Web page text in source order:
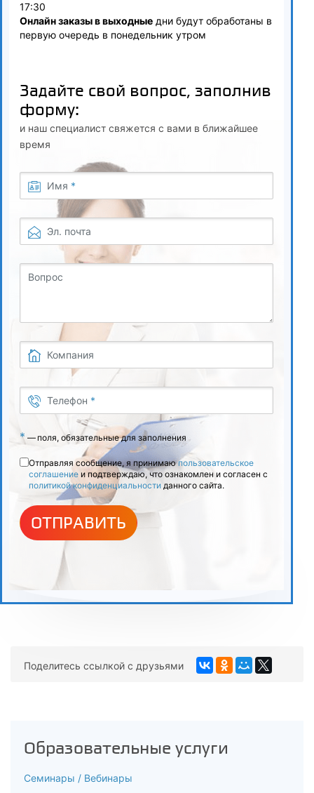
Образовательные услуги
Семинары / Вебинары
17:30
Онлайн заказы в выходные дни будут обработаны в
первую очередь в понедельник утром
Задайте свой вопрос, заполнив
форму:
и наш специалист свяжется с вами в ближайшее
время
Имя *
Эл. почта
Вопрос
Компания
Телефон *
* —поля, обязательные для заполнения
Отправляя сообщение, я принимаюпользовательское
соглашение и подтверждаю, что ознакомлен и согласен с
политикой конфиденциальности данного сайта.
ОТПРАВИТЬ
Поделитесь ссылкой с друзьями